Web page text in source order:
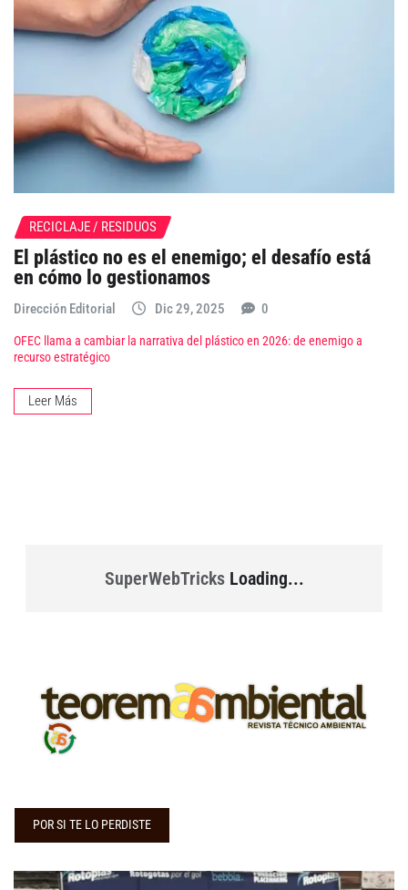
RECICLAJE / RESIDUOS
El plástico no es el enemigo; el desafío está
en cómo lo gestionamos
Dirección Editorial Dic 29, 2025 0
OFEC llama a cambiar la narrativa del plástico en 2026: de enemigo a
recurso estratégico
Leer Más
SuperWebTricksLoading...
POR SI TE LO PERDISTE